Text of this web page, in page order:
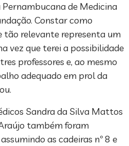
Pernambucana de Medicina
Constar como
tão relevante representa um
vez que terei a possibilidade
professores e, ao mesmo
adequado em prol da
Sandra da Silva Mattos
também foram
as cadeiras nº 8 e